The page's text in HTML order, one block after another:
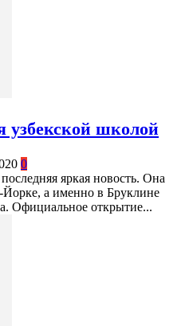
узбекской школой
0
яркая новость. Она
а именно в Бруклине
Официальное открытие...